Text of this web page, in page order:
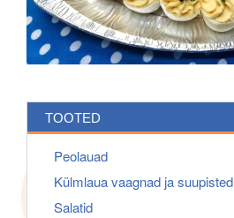
TOOTED
Peolauad
Külmlaua vaagnad ja suupisted
Salatid